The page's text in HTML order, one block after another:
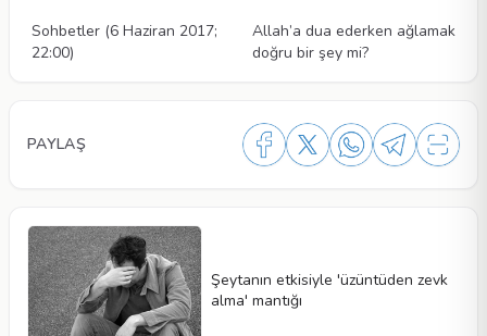
Sohbetler (6 Haziran 2017;
22:00)
Allah’a dua ederken ağlamak
doğru bir şey mi?
PAYLAŞ
Şeytanın etkisiyle 'üzüntüden zevk
alma' mantığı